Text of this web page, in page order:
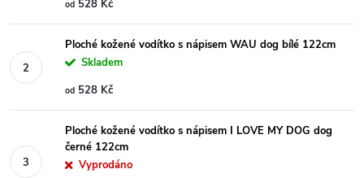
od 528 Kč
Ploché kožené vodítko s nápisem WAU dog bílé 122cm
Skladem
od 528 Kč
Ploché kožené vodítko s nápisem I LOVE MY DOG dog
černé 122cm
Vyprodáno